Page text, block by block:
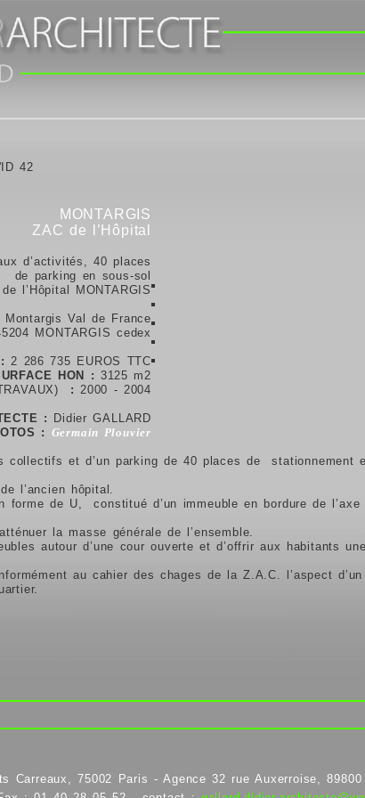
42
MONTARGIS
ZAC de l’Hôpital
d’activités, 40 places
de parking en sous-sol
l’Hôpital MONTARGIS
Montargis Val de France
MONTARGIS cedex
2 286 735 EUROS TTC
HON : 3125 m2
: 2000 - 2004
:
Didier GALLARD
:
Germain Plouvier
collectifs et d’un parking de 40 places de stationnement
l’ancien hôpital.
forme de U, constitué d’un immeuble en bordure de
la masse générale de l’ensemble.
autour d’une cour ouverte et d’offrir aux habitants
au cahier des chages de la Z.A.C. l’aspect
Carreaux, 75002 Paris - Agence 32 rue Auxerroise, 89800